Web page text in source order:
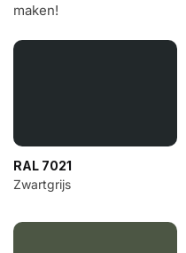
maken!
RAL 7021
Zwartgrijs